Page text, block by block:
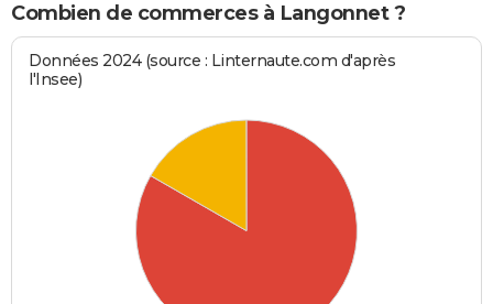
Combien de commerces à Langonnet ?
Données 2024 (source : Linternaute.com d'après
l'Insee)